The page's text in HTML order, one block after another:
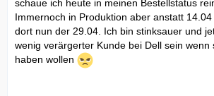
schaue ich heute in meinen Bestellstatus
Immernoch in Produktion aber anstatt
dort nun der 29.04. Ich bin stinksauer und
wenig verärgerter Kunde bei Dell sein wenn
haben wollen